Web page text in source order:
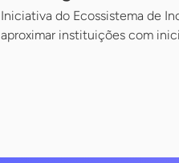
Iniciativa do Ecossistema de
aproximar instituições com